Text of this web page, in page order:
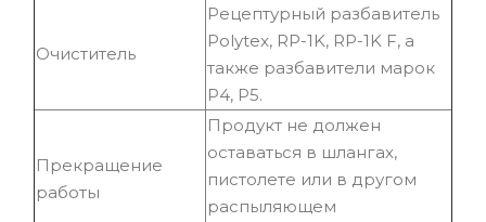
Очиститель
Рецептурный разбавитель
Polytex, RP-1K, RP-1K F, а
также разбавители марок
Р4, Р5.
Прекращение
работы
Продукт не должен
оставаться в шлангах,
пистолете или в другом
распыляющем